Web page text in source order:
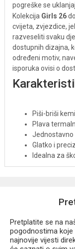
pogreške se
Kolekcija Girls 26
cvijeta, zvjezdice,
razveseliti svaku
dostupnih dizajna,
određeni motiv,
isporuka ovisi o
Piši-briši
Plava
Jednostavno
Glatko i
Idealna za
Razigrani
Željeni
(ovisno o
Proizvođač:
Pretplatite se na
pogodnostima koje
najnovije vijesti